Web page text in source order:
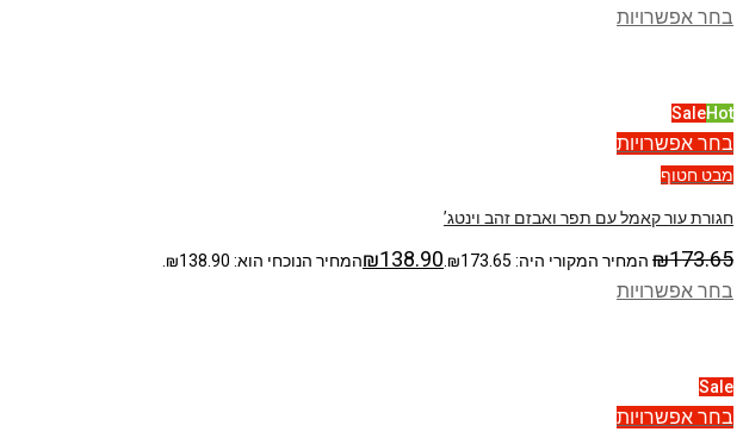
בחר אפשרויות
SaleHot
בחר אפשרויות
מבט חטוף
חגורת עור קאמל עם תפר ואבזם זהב וינטג’
₪173.65 המחיר המקורי היה: ₪173.65. ₪138.90 המחיר הנוכחי הוא: ₪138.90.
בחר אפשרויות
Sale
בחר אפשרויות